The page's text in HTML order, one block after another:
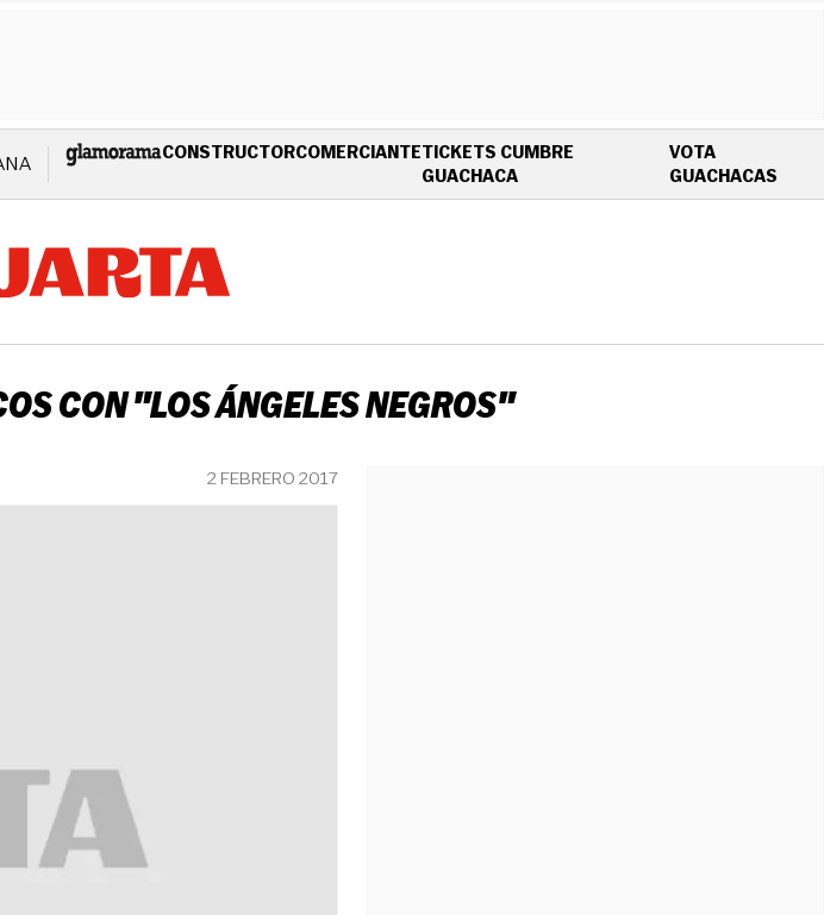
CONSTRUCTORCOMERCIANTETICKETS CUMBRE
GUACHACAOPENS IN NEW WINDOW
VOTA
GUACHACAS
CON "LOS ÁNGELES NEGROS"
2 FEBRERO 2017